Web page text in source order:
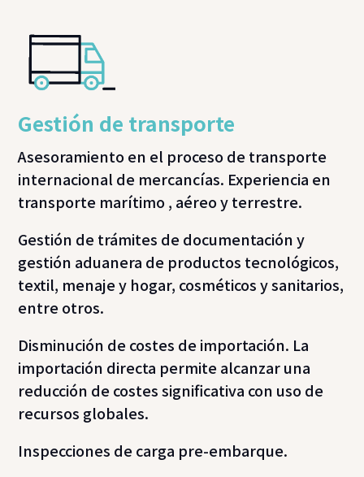
Gestión de transporte
Asesoramiento en el proceso de transporte
internacional de mercancías. Experiencia en
transporte marítimo , aéreo y terrestre.
Gestión de trámites de documentación y
gestión aduanera de productos tecnológicos,
textil, menaje y hogar, cosméticos y sanitarios,
entre otros.
Disminución de costes de importación. La
importación directa permite alcanzar una
reducción de costes significativa con uso de
recursos globales.
Inspecciones de carga pre-embarque.